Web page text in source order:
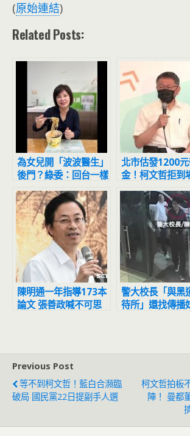
(原始連結)
Related Posts:
為女兒開「波波醫生」
後門？綠委：回台一樣
要經過國家考試
北市估發1200
金！柯文哲拒到
黃珊珊代打
陳明通一年指導173本
論文 張善政喊不可思
警大校長「與黑
待所」還找傳播
Previous Post
等不到柯文哲！藍白合瀕臨
破局 國民黨22日提副手人選
柯文哲拍板
陣！ 曼都